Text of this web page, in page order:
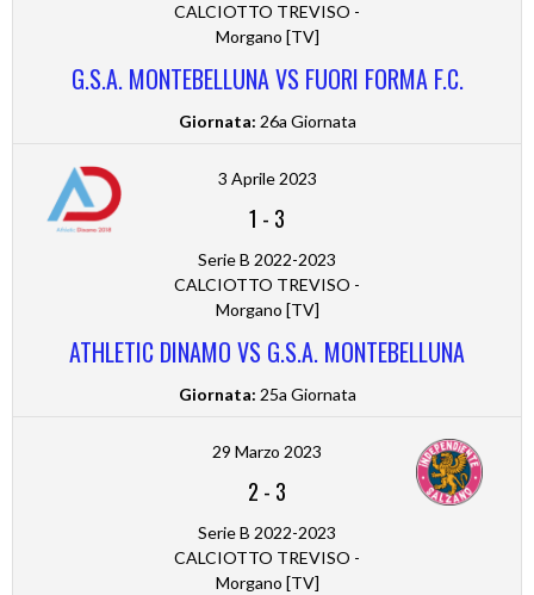
CALCIOTTO TREVISO -
Morgano [TV]
G.S.A. MONTEBELLUNA VS FUORI FORMA F.C.
Giornata: 26a Giornata
3 Aprile 2023
1 - 3
Serie B 2022-2023
CALCIOTTO TREVISO -
Morgano [TV]
ATHLETIC DINAMO VS G.S.A. MONTEBELLUNA
Giornata: 25a Giornata
29 Marzo 2023
2 - 3
Serie B 2022-2023
CALCIOTTO TREVISO -
Morgano [TV]